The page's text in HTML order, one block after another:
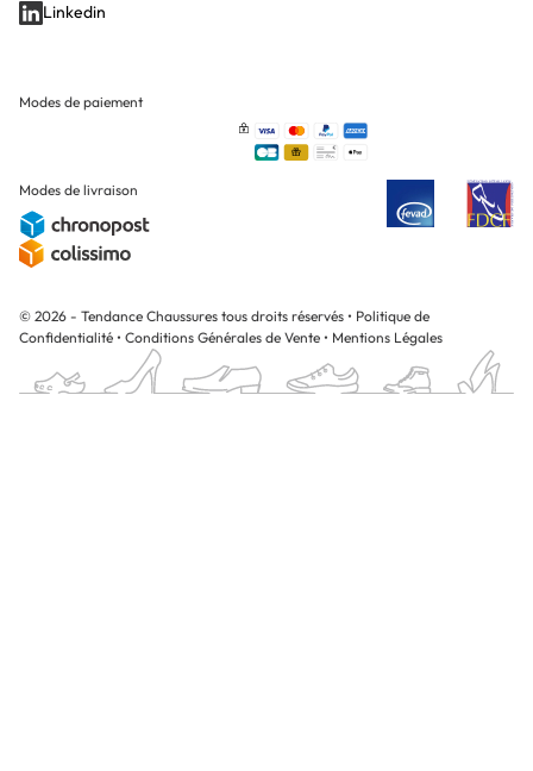
Linkedin
Modes de paiement
Modes de livraison
© 2026 - Tendance Chaussures tous droits réservés • Politique de
Confidentialité • Conditions Générales de Vente • Mentions Légales